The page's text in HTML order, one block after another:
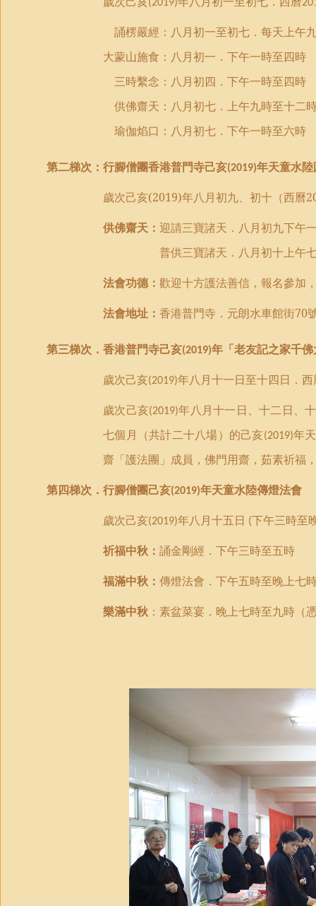
(2019)
誦楞嚴經：八月初一至初七．每天上午
大蒙山施食：八月初一． 下午一時至四時
三時繫念：八月初四 ． 下午一時至四時
供佛齋天：八月初七 ． 上午九時至十二
瑜伽焰口：八月初七．下午一時至六時
第二梯次： 行腳僧團香港普門寺己亥(2019)年天童水陸
歲次己亥(2019)年八月初九、初十（西曆
供佛齋天 ： 迎請三寶諸天． 八月初九下午
普供三寶諸天． 八月初十上午
法會功德： 歡迎十方護法善信， 報名參加
法會地址： 香港普門寺．元朗水車館街70
第三梯次．香港普門寺己亥(2019)年 「老友記之家千
歲次己亥(2019)年八月十一日至十四日．西
歲次己亥(2019)年八月十一日 、十二日、
七個月 （共計二十八場）的己亥(2019)年
齋「護法團」成員，佛門用齋，茹素祈福
第四梯次． 行腳僧團己亥(2019)年天童水陸傳燈法會
歲次己亥(2019)年八月十五日 (下午三時至
祈福中秋： 誦金剛經 ． 下午三時至五時
福滿中秋： 傳燈法會．下午五時至晚上七
樂滿中秋 ：素盆菜宴．晚上七時至九時（